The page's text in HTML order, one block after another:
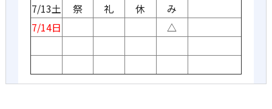
7/13土
祭 礼 休
み
7/14日
△